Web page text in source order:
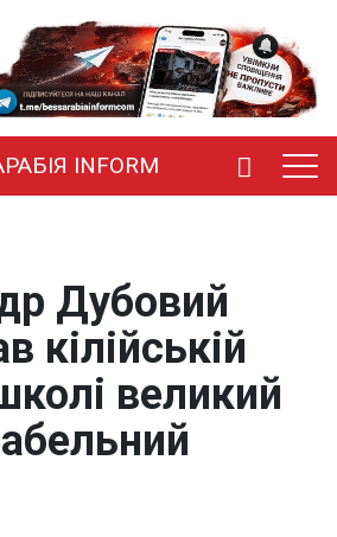
INFORM
Дубовий
кілійській
великий